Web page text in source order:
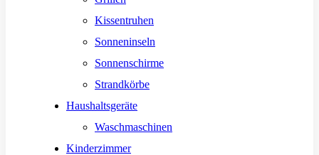
Kissentruhen
Sonneninseln
Sonnenschirme
Strandkörbe
Haushaltsgeräte
Waschmaschinen
Kinderzimmer